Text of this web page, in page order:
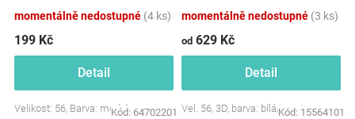
momentálně nedostupné (4 ks)
199 Kč
Detail
Velikost: 56, Barva: modrá
Kód: 64702201
momentálně nedostupné (3 ks)
od 629 Kč
Detail
Vel. 56, 3D, barva: bílá/smetana
Kód: 15564101